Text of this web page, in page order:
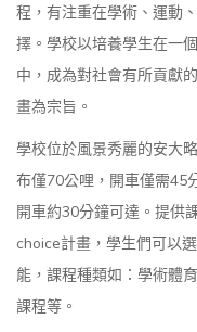
程，有注重在學術、運動
擇。學校以培養學生在一
中，成為對社會有所貢獻
畫為宗旨。
學校位於風景秀麗的安大
布僅70公哩，開車僅需
開車約30分鐘可達。提供
choice計畫，學生們可以
能，課程種類如：學術體
課程等。